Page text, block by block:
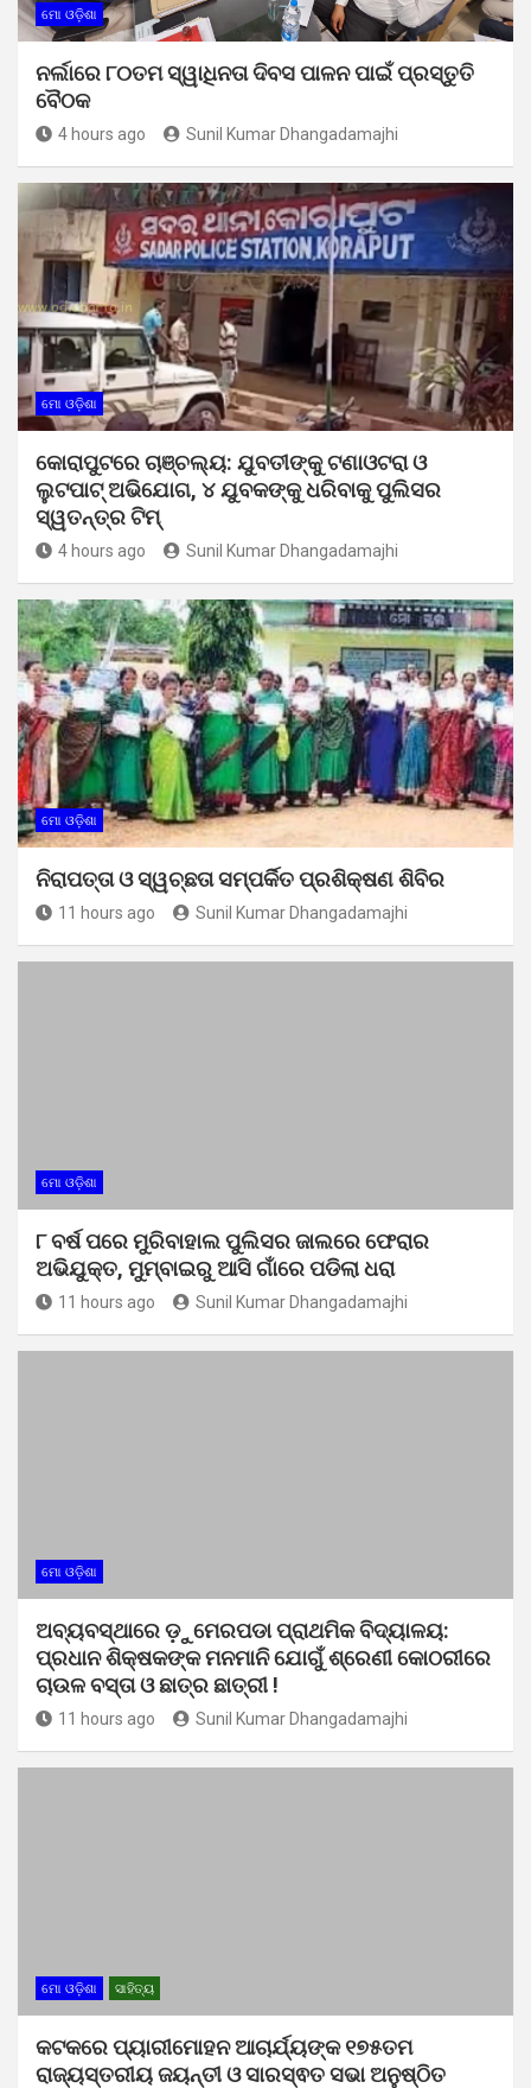
ମୋ ଓଡ଼ିଶା
ନର୍ଲାରେ ୮୦ତମ ସ୍ୱାଧିନତା ଦିବସ ପାଳନ ପାଇଁ ପ୍ରସ୍ତୁତି
ବୈଠକ
4 hours ago Sunil Kumar Dhangadamajhi
ମୋ ଓଡ଼ିଶା
କୋରାପୁଟରେ ଚାଞ୍ଚଲ୍ୟ: ଯୁବତୀଙ୍କୁ ଟଣାଓଟରା ଓ
ଲୁଟପାଟ୍ ଅଭିଯୋଗ, ୪ ଯୁବକଙ୍କୁ ଧରିବାକୁ ପୁଲିସର
ସ୍ୱତନ୍ତ୍ର ଟିମ୍
4 hours ago Sunil Kumar Dhangadamajhi
ମୋ ଓଡ଼ିଶା
ନିରାପତ୍ତା ଓ ସ୍ୱଚ୍ଛତା ସମ୍ପର୍କିତ ପ୍ରଶିକ୍ଷଣ ଶିବିର
11 hours ago Sunil Kumar Dhangadamajhi
ମୋ ଓଡ଼ିଶା
୮ ବର୍ଷ ପରେ ମୁରିବାହାଲ ପୁଲିସର ଜାଲରେ ଫେରାର
ଅଭିଯୁକ୍ତ, ମୁମ୍ବାଇରୁ ଆସି ଗାଁରେ ପଡିଲା ଧରା
11 hours ago Sunil Kumar Dhangadamajhi
ମୋ ଓଡ଼ିଶା
ଅବ୍ୟବସ୍ଥାରେ ଡ଼ୁମେରପଡା ପ୍ରାଥମିକ ବିଦ୍ୟାଳୟ:
ପ୍ରଧାନ ଶିକ୍ଷକଙ୍କ ମନମାନି ଯୋଗୁଁ ଶ୍ରେଣୀ କୋଠରୀରେ
ଚାଉଳ ବସ୍ତା ଓ ଛାତ୍ର ଛାତ୍ରୀ !
11 hours ago Sunil Kumar Dhangadamajhi
ମୋ ଓଡ଼ିଶା ସାହିତ୍ୟ
କଟକରେ ପ୍ୟାରୀମୋହନ ଆଚାର୍ଯ୍ୟଙ୍କ ୧୭୫ତମ
ରାଜ୍ୟସ୍ତରୀୟ ଜୟନ୍ତୀ ଓ ସାରସ୍ଵତ ସଭା ଅନୁଷ୍ଠିତ